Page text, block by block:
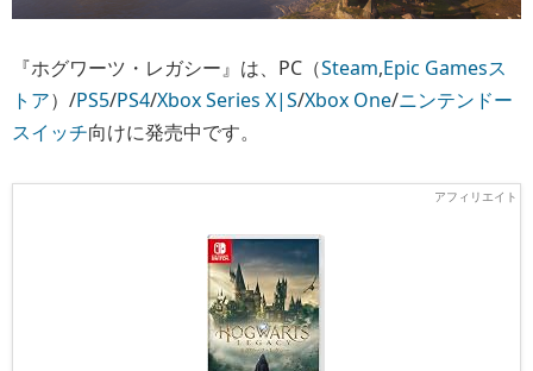
『ホグワーツ・レガシー』は、PC（Steam,Epic Gamesス
トア）/PS5/PS4/Xbox Series X|S/Xbox One/ニンテンドー
スイッチ向けに発売中です。